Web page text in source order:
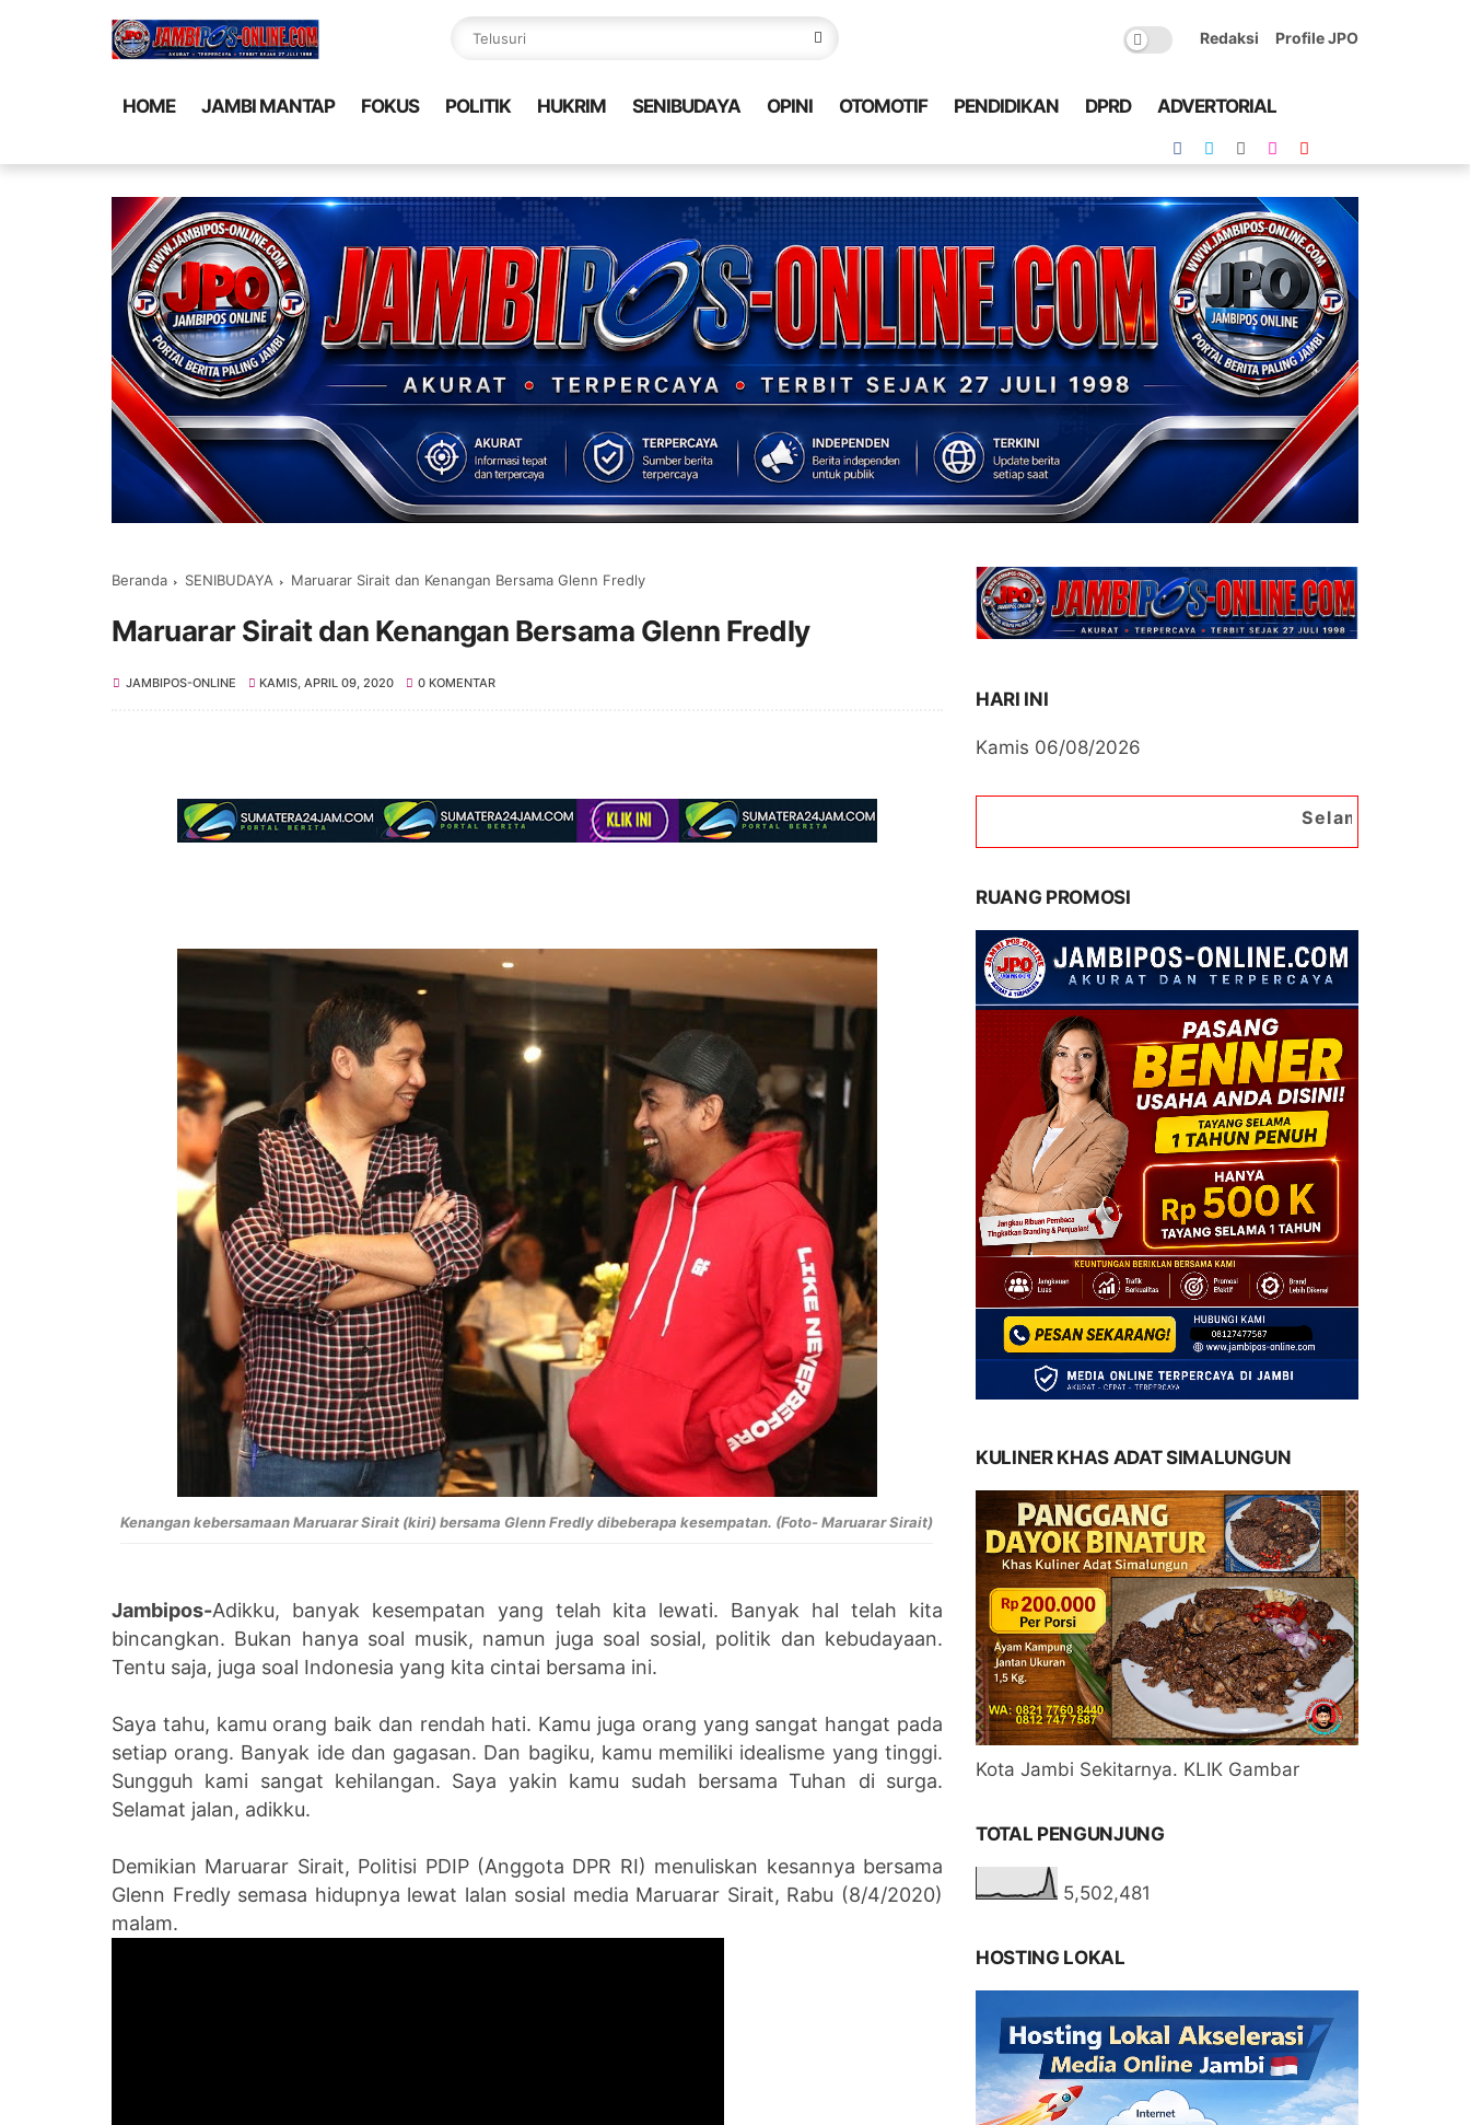
Redaksi Profile JPO
HOME JAMBI MANTAP FOKUS POLITIK HUKRIM SENIBUDAYA OPINI OTOMOTIF PENDIDIKAN DPRD ADVERTORIAL
Beranda SENIBUDAYA Maruarar Sirait dan Kenangan Bersama Glenn Fredly
Maruarar Sirait dan Kenangan Bersama Glenn Fredly
JAMBIPOS-ONLINE KAMIS, APRIL 09, 2020 0 KOMENTAR
Kenangan kebersamaan Maruarar Sirait (kiri) bersama Glenn Fredly dibeberapa kesempatan. (Foto- Maruarar Sirait)
Jambipos-Adikku, banyak kesempatan yang telah kita lewati. Banyak hal telah kita
bincangkan. Bukan hanya soal musik, namun juga soal sosial, politik dan kebudayaan.
Tentu saja, juga soal Indonesia yang kita cintai bersama ini.
Saya tahu, kamu orang baik dan rendah hati. Kamu juga orang yang sangat hangat pada
setiap orang. Banyak ide dan gagasan. Dan bagiku, kamu memiliki idealisme yang tinggi.
Sungguh kami sangat kehilangan. Saya yakin kamu sudah bersama Tuhan di surga.
Selamat jalan, adikku.
Demikian Maruarar Sirait, Politisi PDIP (Anggota DPR RI) menuliskan kesannya bersama
Glenn Fredly semasa hidupnya lewat lalan sosial media Maruarar Sirait, Rabu (8/4/2020)
malam.
HARI INI
Kamis 06/08/2026
Selamat Datang di Portal
RUANG PROMOSI
KULINER KHAS ADAT SIMALUNGUN
Kota Jambi Sekitarnya. KLIK Gambar
TOTAL PENGUNJUNG
5,502,481
HOSTING LOKAL